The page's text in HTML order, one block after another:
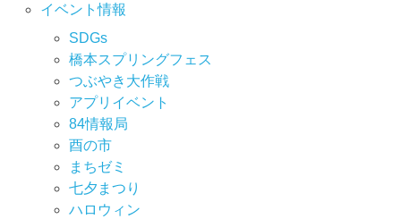
イベント情報
SDGs
橋本スプリングフェス
つぶやき大作戦
アプリイベント
84情報局
酉の市
まちゼミ
七⼣まつり
ハロウィン